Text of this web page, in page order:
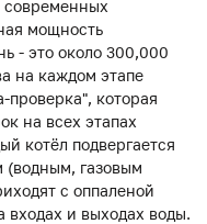
современных
мощность
- это около 300,000
на каждом этапе
проверка", которая
на всех этапах
котёл подвергается
(водным, газовым
с оппаленой
входах и выходах воды.